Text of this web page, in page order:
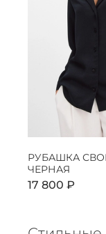
РУБАШКА
ЧЕРНАЯ
17 800 ₽